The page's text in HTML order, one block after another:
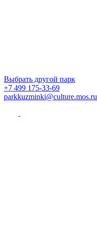
Выбрать другой парк
+7 499 175-33-69
parkkuzminki@culture.mos.ru